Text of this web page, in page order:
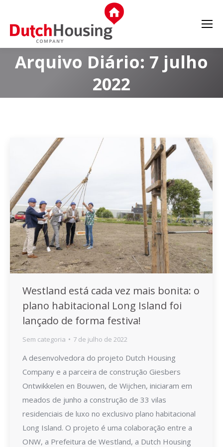
Arquivo Diário: 7 julho
2022
Westland está cada vez mais bonita: o
plano habitacional Long Island foi
lançado de forma festiva!
Sem categoria 7 de julho de 2022
A desenvolvedora do projeto Dutch Housing
Company e a parceira de construção Giesbers
Ontwikkelen en Bouwen, de Wijchen, iniciaram em
meados de junho a construção de 33 vilas
residenciais de luxo no exclusivo plano habitacional
Long Island. O projeto é uma colaboração entre a
ONW, a Prefeitura de Westland, a Dutch Housing